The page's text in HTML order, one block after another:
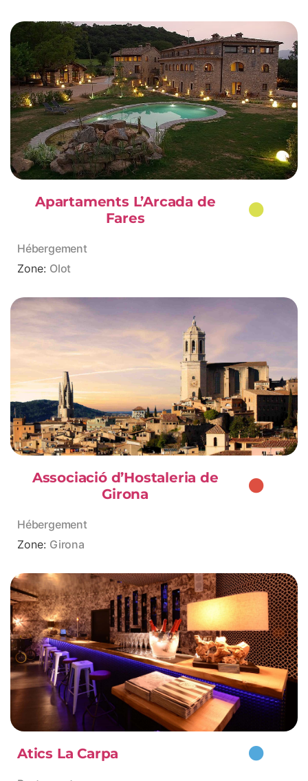
Apartaments L’Arcada de
Fares
Hébergement
Zone: Olot
Associació d’Hostaleria de
Girona
Hébergement
Zone: Girona
Atics La Carpa